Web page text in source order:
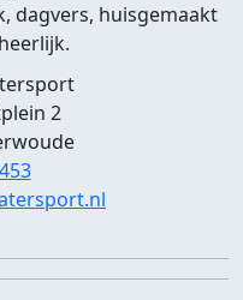
dagvers, huisgemaakt
2